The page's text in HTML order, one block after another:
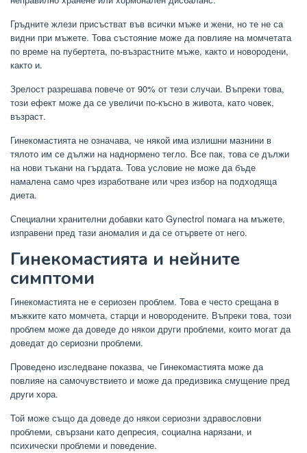
Гръдните жлези присъстват във всички мъже и жени, но те не са
видни при мъжете. Това състояние може да повлияе на момчетата
по време на пубертета, по-възрастните мъже, както и новородени,
както и.
Зрелост разрешава повече от 90% от тези случаи. Въпреки това,
този ефект може да се увеличи по-късно в живота, като човек,
възраст.
Гинекомастията не означава, че някой има излишни мазнини в
тялото им се дължи на наднормено тегло. Все пак, това се дължи
на нови тъкани на гърдата. Това условие не може да бъде
намалена само чрез изработване или чрез избор на подходяща
диета.
Специални хранителни добавки като Gynectrol помага на мъжете,
изправени пред тази аномалия и да се отървете от него.
Гинекомастията и нейните
симптоми
Гинекомастията не е сериозен проблем. Това е често срещана в
мъжките като момчета, старци и новородените. Въпреки това, този
проблем може да доведе до някои други проблеми, които могат да
доведат до сериозни проблеми.
Проведено изследване показва, че Гинекомастията може да
повлияе на самочувствието и може да предизвика смущение пред
други хора.
Той може също да доведе до някои сериозни здравословни
проблеми, свързани като депресия, социална нарязани, и
психически проблеми и поведение.